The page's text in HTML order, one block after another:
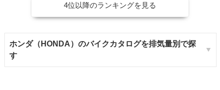
4位以降のランキングを見る
ホンダ（HONDA）のバイクカタログを排気量別で探
す